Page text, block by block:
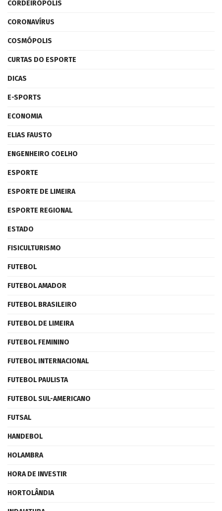
CORDEIRÓPOLIS
CORONAVÍRUS
COSMÓPOLIS
CURTAS DO ESPORTE
DICAS
E-SPORTS
ECONOMIA
ELIAS FAUSTO
ENGENHEIRO COELHO
ESPORTE
ESPORTE DE LIMEIRA
ESPORTE REGIONAL
ESTADO
FISICULTURISMO
FUTEBOL
FUTEBOL AMADOR
FUTEBOL BRASILEIRO
FUTEBOL DE LIMEIRA
FUTEBOL FEMININO
FUTEBOL INTERNACIONAL
FUTEBOL PAULISTA
FUTEBOL SUL-AMERICANO
FUTSAL
HANDEBOL
HOLAMBRA
HORA DE INVESTIR
HORTOLÂNDIA